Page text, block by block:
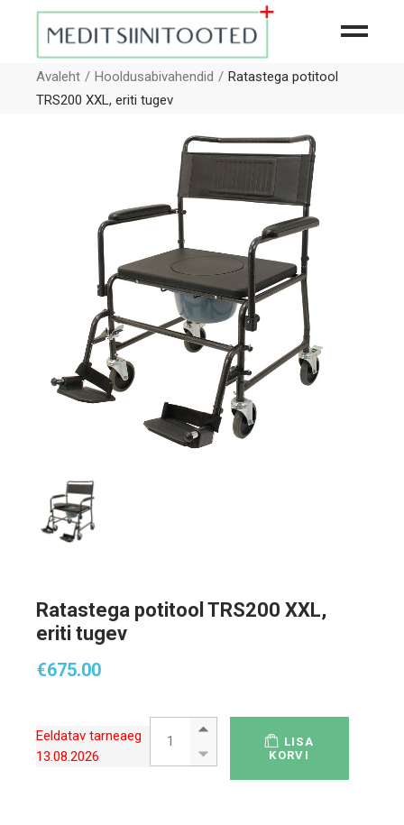
Avaleht Hooldusabivahendid
Ratastega potitool
TRS200 XXL, eriti tugev
Ratastega potitool TRS200 XXL,
eriti tugev
€675.00
Eeldatav tarneaeg
13.08.2026
Ratastega potitool TRS200 XXL, eriti tugev
LISA
KORVI